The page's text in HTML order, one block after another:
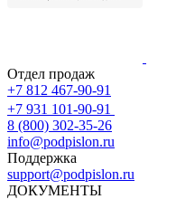
Отдел продаж
+7 812 467-90-91
+7 931 101-90-91
8 (800) 302-35-26
info@podpislon.ru
Поддержка
support@podpislon.ru
ДОКУМЕНТЫ